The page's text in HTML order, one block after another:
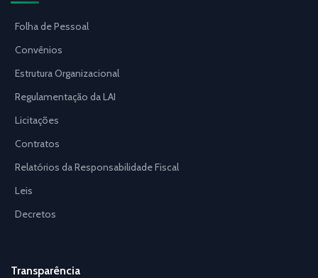
Folha de Pessoal
Convênios
Estrutura Organizacional
Regulamentação da LAI
Licitações
Contratos
Relatórios da Responsabilidade Fiscal
Leis
Decretos
Transparência